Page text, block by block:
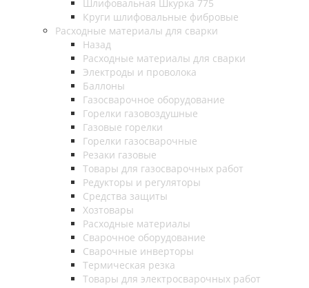
Шлифовальная Шкурка 775
Круги шлифовальные фибровые
Расходные материалы для сварки
Назад
Расходные материалы для сварки
Электроды и проволока
Баллоны
Газосварочное оборудование
Горелки газовоздушные
Газовые горелки
Горелки газосварочные
Резаки газовые
Товары для газосварочных работ
Редукторы и регуляторы
Средства защиты
Хозтовары
Расходные материалы
Сварочное оборудование
Сварочные инверторы
Термическая резка
Товары для электросварочных работ